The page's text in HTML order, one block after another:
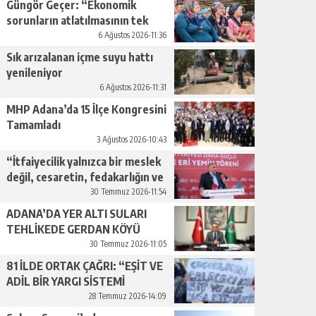
Güngör Geçer: “Ekonomik
sorunların atlatılmasının tek
yolu üretimi artırmaktan
geçiyor.”
6 Ağustos 2026-11:36
Sık arızalanan içme suyu hattı
yenileniyor
6 Ağustos 2026-11:31
MHP Adana’da 15 İlçe Kongresini
Tamamladı
3 Ağustos 2026-10:43
“İtfaiyecilik yalnızca bir meslek
değil, cesaretin, fedakarlığın ve
insan sevgisinin en güçlü
temsilidir.”
30 Temmuz 2026-11:54
ADANA’DA YER ALTI SULARI
TEHLİKEDE GERDAN KÖYÜ
SANAYİ SUYU CENDERESİNDE
30 Temmuz 2026-11:05
81 İLDE ORTAK ÇAĞRI: “EŞİT VE
ADİL BİR YARGI SİSTEMİ
28 Temmuz 2026-14:09